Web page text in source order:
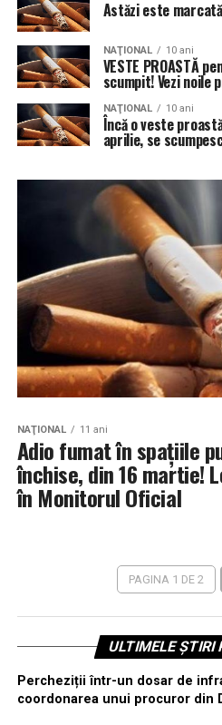
Astăzi este
NAŢIONAL 10 ani
VESTE PROASTĂ
scumpit! Vezi noile
NAŢIONAL 10 ani
Încă o veste
aprilie, se
NAŢIONAL 11 ani
Adio fumat în spațiile
închise, din 16 martie!
în Monitorul Oficial
PAGINA 1 DE 2
ULTIMELE ȘTIRI
Percheziții într-un dosar de
coordonarea unui procuror din